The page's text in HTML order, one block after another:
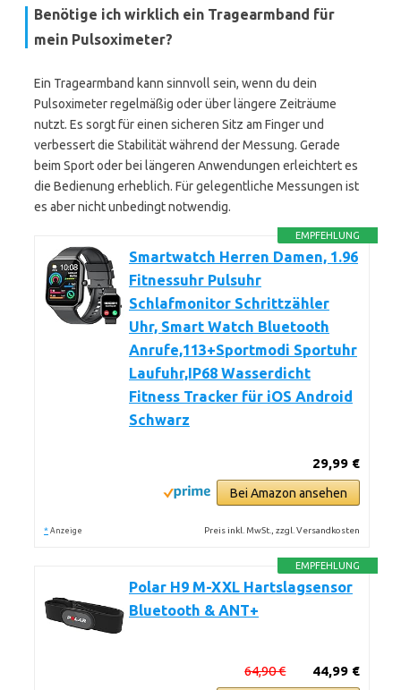
Benötige ich wirklich ein Tragearmband für
mein Pulsoximeter?
Ein Tragearmband kann sinnvoll sein, wenn du dein
Pulsoximeter regelmäßig oder über längere Zeiträume
nutzt. Es sorgt für einen sicheren Sitz am Finger und
verbessert die Stabilität während der Messung. Gerade
beim Sport oder bei längeren Anwendungen erleichtert es
die Bedienung erheblich. Für gelegentliche Messungen ist
es aber nicht unbedingt notwendig.
EMPFEHLUNG
Smartwatch Herren Damen, 1.96
Fitnessuhr Pulsuhr
Schlafmonitor Schrittzähler
Uhr, Smart Watch Bluetooth
Anrufe,113+Sportmodi Sportuhr
Laufuhr,IP68 Wasserdicht
Fitness Tracker für iOS Android
Schwarz
29,99 €
Bei Amazon ansehen
* Anzeige Preis inkl. MwSt., zzgl. Versandkosten
EMPFEHLUNG
Polar H9 M-XXL Hartslagsensor
Bluetooth & ANT+
44,99 €
64,90 €